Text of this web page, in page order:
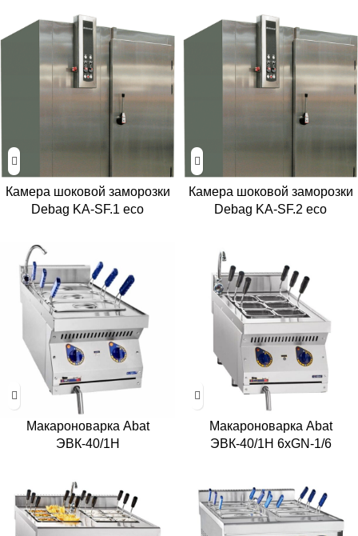
Камера шоковой заморозки
Debag KA-SF.1 eco
Камера шоковой заморозки
Debag KA-SF.2 eco
Макароноварка Abat
ЭВК-40/1Н
Макароноварка Abat
ЭВК-40/1Н 6хGN-1/6